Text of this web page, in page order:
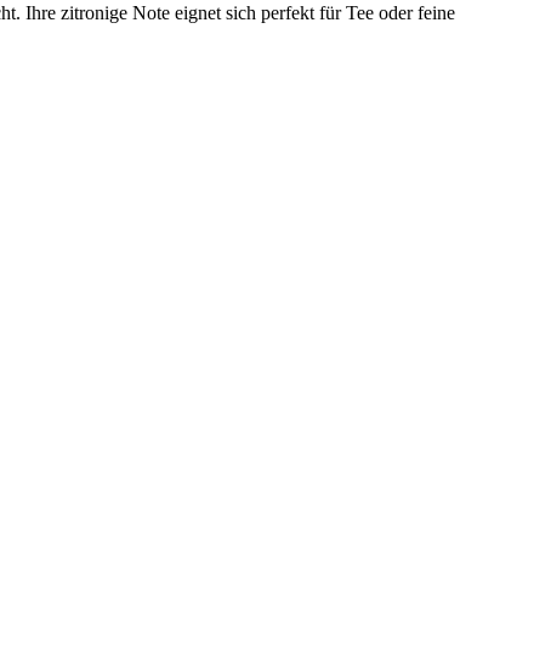
Ihre zitronige Note eignet sich perfekt für Tee oder feine